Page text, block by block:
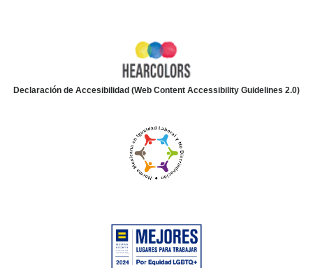
Declaración de Accesibilidad (Web Content Accessibility Guidelines 2.0)